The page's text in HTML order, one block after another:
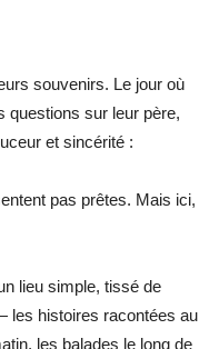
souvenirs. Le jour où
questions sur leur père,
et sincérité :
pas prêtes. Mais ici,
lieu simple, tissé de
les histoires racontées au
les balades le long de